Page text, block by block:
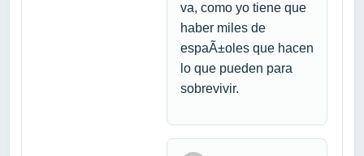
va, como yo tiene que
haber miles de
espaÃ±oles que hacen
lo que pueden para
sobrevivir.